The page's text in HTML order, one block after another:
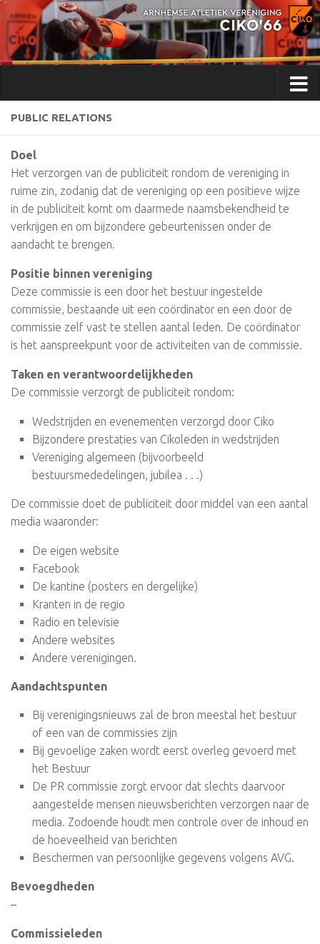
Doorgaan naar inhoud
PUBLIC RELATIONS
Doel
Het verzorgen van de publiciteit rondom de vereniging in
ruime zin, zodanig dat de vereniging op een positieve wijze
in de publiciteit komt om daarmede naamsbekendheid te
verkrijgen en om bijzondere gebeurtenissen onder de
aandacht te brengen.
Positie binnen vereniging
Deze commissie is een door het bestuur ingestelde
commissie, bestaande uit een coördinator en een door de
commissie zelf vast te stellen aantal leden. De coördinator
is het aanspreekpunt voor de activiteiten van de commissie.
Taken en verantwoordelijkheden
De commissie verzorgt de publiciteit rondom:
Wedstrijden en evenementen verzorgd door Ciko
Bijzondere prestaties van Cikoleden in wedstrijden
Vereniging algemeen (bijvoorbeeld
bestuursmededelingen, jubilea . . .)
De commissie doet de publiciteit door middel van een aantal
media waaronder:
De eigen website
Facebook
De kantine (posters en dergelijke)
Kranten in de regio
Radio en televisie
Andere websites
Andere verenigingen.
Aandachtspunten
Bij verenigingsnieuws zal de bron meestal het bestuur
of een van de commissies zijn
Bij gevoelige zaken wordt eerst overleg gevoerd met
het Bestuur
De PR commissie zorgt ervoor dat slechts daarvoor
aangestelde mensen nieuwsberichten verzorgen naar de
media. Zodoende houdt men controle over de inhoud en
de hoeveelheid van berichten
Beschermen van persoonlijke gegevens volgens AVG.
Bevoegdheden
–
Commissieleden